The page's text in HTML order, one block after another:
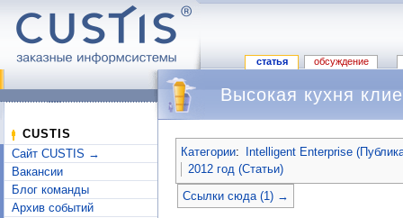
статья обсуждение
CUSTIS
Сайт CUSTIS →
Вакансии
Блог команды
Архив событий
Высокая кухня
Категории: Intelligent Enterprise
2012 год (Статьи)
Ссылки сюда (1) →